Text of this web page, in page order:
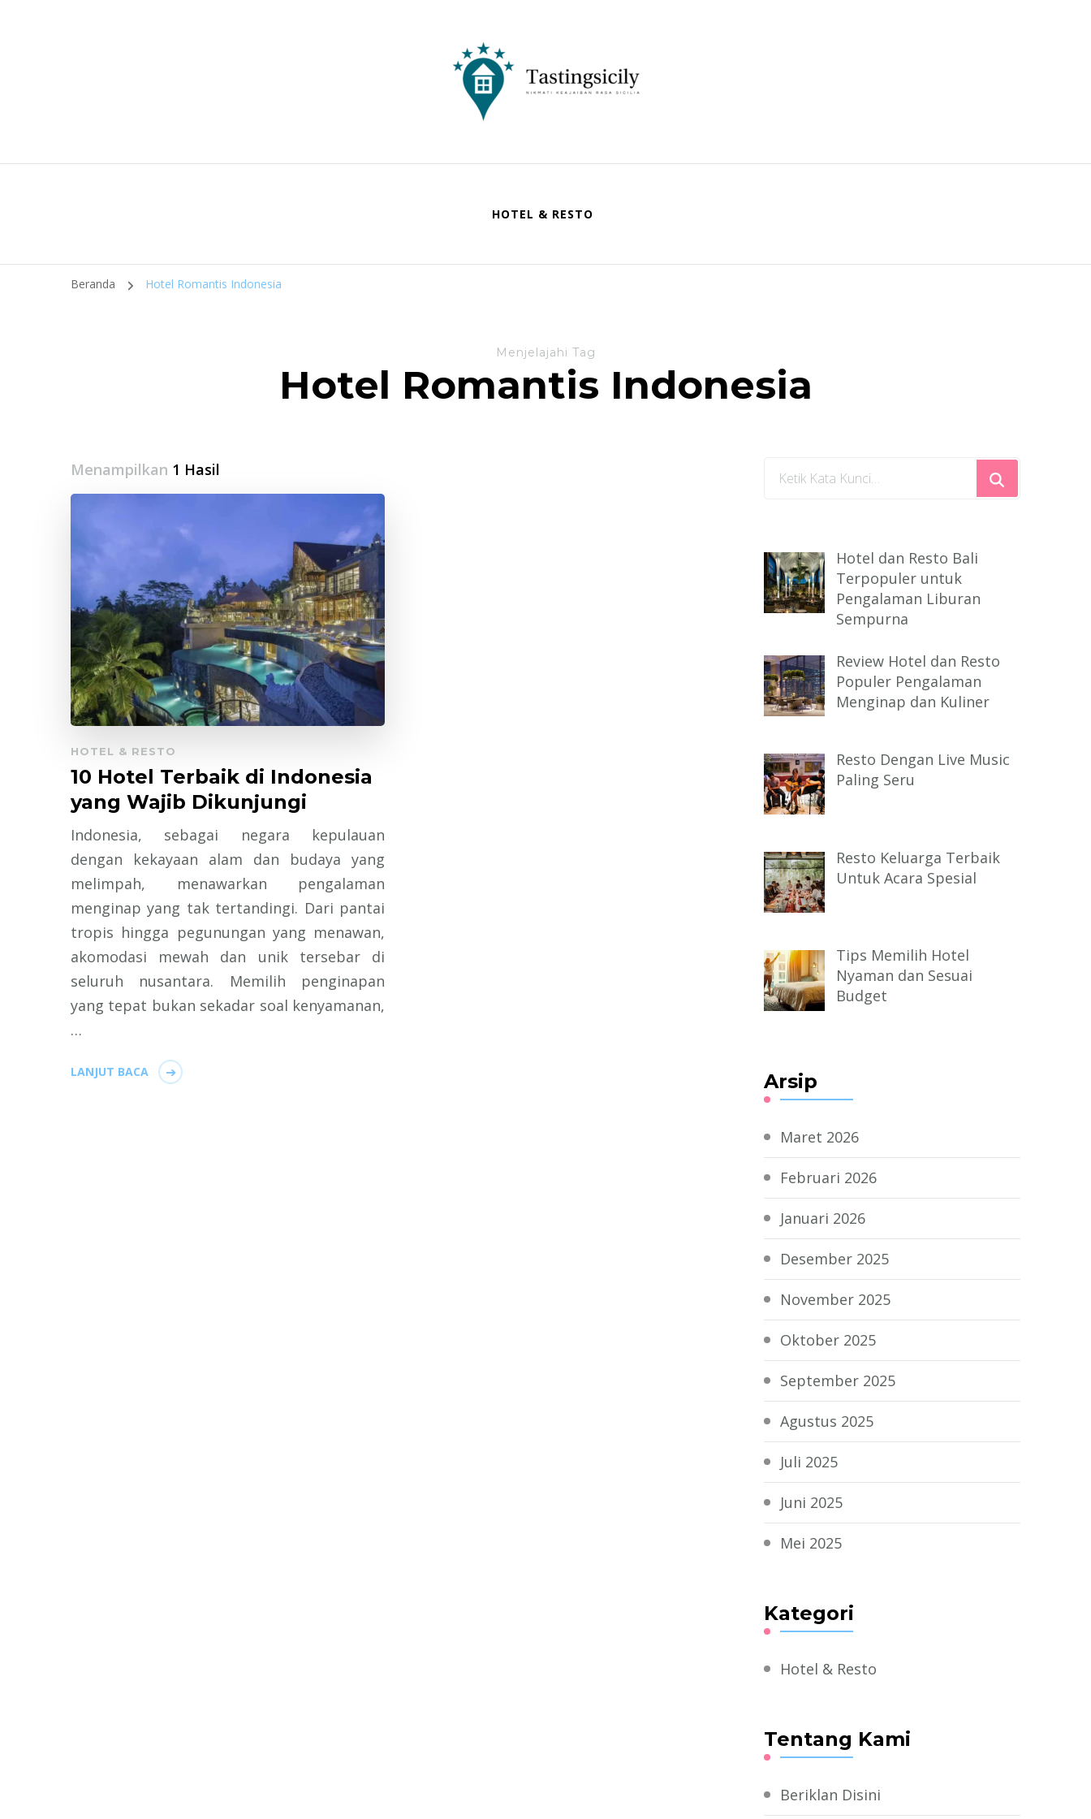
Tastingsicily
Nikmati Keajaiban Rasa Sicilia
HOTEL & RESTO
Beranda Hotel Romantis Indonesia
Menjelajahi Tag
Hotel Romantis Indonesia
Menampilkan 1 Hasil
HOTEL & RESTO
10 Hotel Terbaik di Indonesia
yang Wajib Dikunjungi
Indonesia, sebagai negara kepulauan
dengan kekayaan alam dan budaya yang
melimpah, menawarkan pengalaman
menginap yang tak tertandingi. Dari pantai
tropis hingga pegunungan yang menawan,
akomodasi mewah dan unik tersebar di
seluruh nusantara. Memilih penginapan
yang tepat bukan sekadar soal kenyamanan,
…
LANJUT BACA
Mencari
Hotel dan Resto Bali
Terpopuler untuk
Pengalaman Liburan
Sempurna
Review Hotel dan Resto
Populer Pengalaman
Menginap dan Kuliner
Resto Dengan Live Music
Paling Seru
Resto Keluarga Terbaik
Untuk Acara Spesial
Tips Memilih Hotel
Nyaman dan Sesuai
Budget
Arsip
Maret 2026
Februari 2026
Januari 2026
Desember 2025
November 2025
Oktober 2025
September 2025
Agustus 2025
Juli 2025
Juni 2025
Mei 2025
Kategori
Hotel & Resto
Tentang Kami
Beriklan Disini